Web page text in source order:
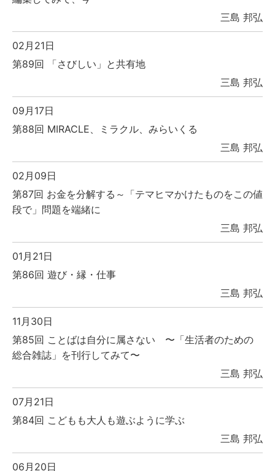
三島 邦弘
02月21日
第89回 「さびしい」と共有地
三島 邦弘
09月17日
第88回 MIRACLE、ミラクル、みらいくる
三島 邦弘
02月09日
第87回 お金を分解する～「テマヒマかけたものをこの値
段で」問題を端緒に
三島 邦弘
01月21日
第86回 遊び・縁・仕事
三島 邦弘
11月30日
第85回 ことばは自分に属さない 〜「生活者のための
総合雑誌」を刊行してみて〜
三島 邦弘
07月21日
第84回 こどもも大人も遊ぶように学ぶ
三島 邦弘
06月20日